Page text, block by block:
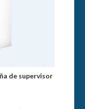
de supervisor